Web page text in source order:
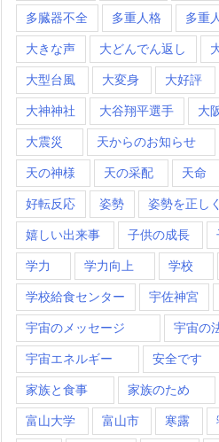
多臓器不全 多重人格 多重
大きな声 大どんでん返し
大型台風 大変身 大好評
大神神社 大谷翔平選手 大
大震災 天からのお知らせ
天の神様 天の采配 天命
好転反応 姿勢 姿勢を正しく
嬉しい出来事 子供の成長
学力 学力向上 学校
学校給食センター 宇佐神宮
宇宙のメッセージ 宇宙の
宇宙エネルギー 安全です
家族と食事 家族のため
富山大学 富山市 寒露